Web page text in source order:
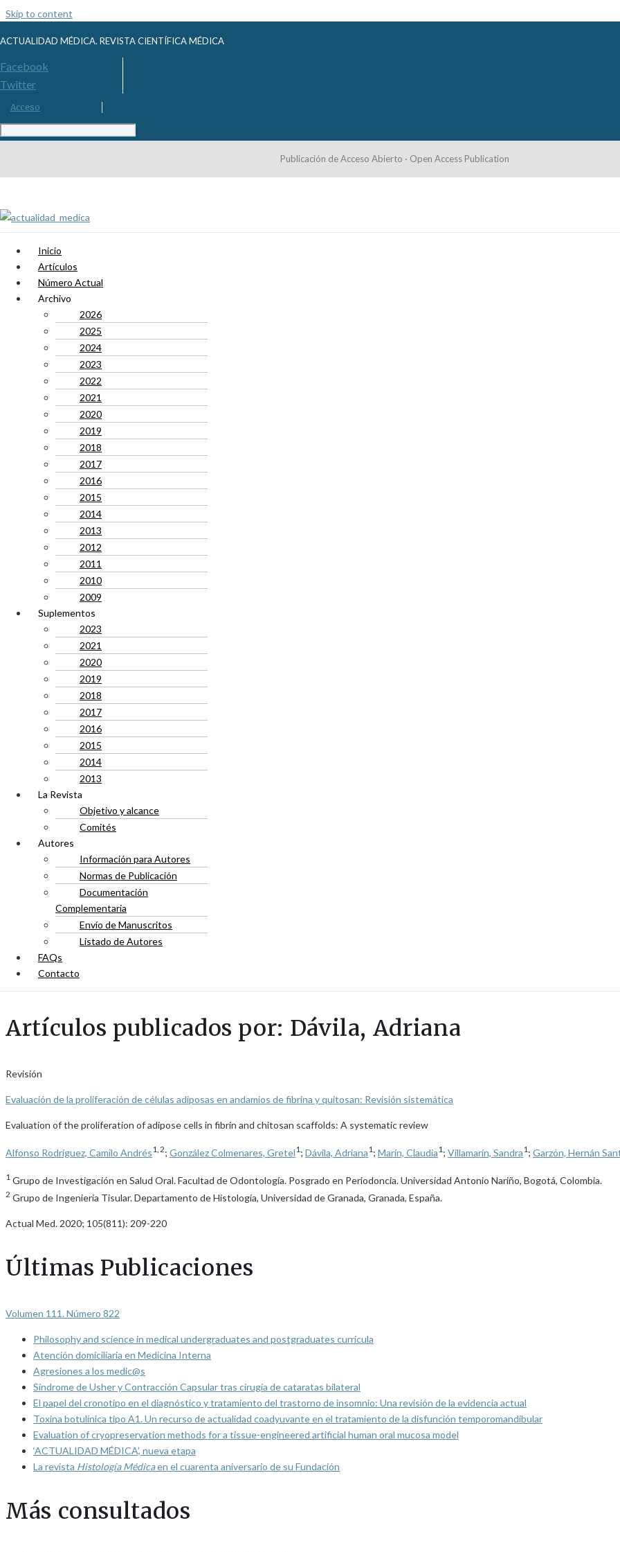
Skip to content
ACTUALIDAD MÉDICA. REVISTA CIENTÍFICA MÉDICA
Facebook
Twitter
Acceso
Publicación de Acceso Abierto · Open Access Publication
Inicio
Artículos
Número Actual
Archivo
2026
2025
2024
2023
2022
2021
2020
2019
2018
2017
2016
2015
2014
2013
2012
2011
2010
2009
Suplementos
2023
2021
2020
2019
2018
2017
2016
2015
2014
2013
La Revista
Objetivo y alcance
Comités
Autores
Información para Autores
Normas de Publicación
Documentación
Complementaria
Envío de Manuscritos
Listado de Autores
FAQs
Contacto
Artículos publicados por: Dávila, Adriana
Revisión
Evaluación de la proliferación de células adiposas en andamios de fibrina y quitosan: Revisión sistemática
Evaluation of the proliferation of adipose cells in fibrin and chitosan scaffolds: A systematic review
Alfonso Rodríguez, Camilo Andrés1, 2; González Colmenares, Gretel1 ; Dávila, Adriana1 ; Marín, Claudia1 ; Villamarín, Sandra1 ; Garzón, Hernán
1 Grupo de Investigación en Salud Oral. Facultad de Odontología. Posgrado en Periodoncia. Universidad Antonio Nariño, Bogotá, Colombia.
2 Grupo de Ingeniería Tisular. Departamento de Histología, Universidad de Granada, Granada, España.
Actual Med. 2020; 105(811): 209-220
Últimas Publicaciones
Volumen 111. Número 822
Philosophy and science in medical undergraduates and postgraduates curricula
Atención domiciliaria en Medicina Interna
Agresiones a los medic@s
Síndrome de Usher y Contracción Capsular tras cirugía de cataratas bilateral
El papel del cronotipo en el diagnóstico y tratamiento del trastorno de insomnio: Una revisión de la evidencia actual
Toxina botulínica tipo A1. Un recurso de actualidad coadyuvante en el tratamiento de la disfunción temporomandibular
Evaluation of cryopreservation methods for a tissue-engineered artificial human oral mucosa model
‘ACTUALIDAD MÉDICA’, nueva etapa
La revista Histología Médicaen el cuarenta aniversario de su Fundación
Más consultados